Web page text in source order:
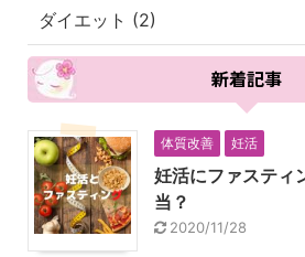
ダイエット (2)
新着記事
体質改善 妊活
妊活にファスティ
当？
2020/11/28